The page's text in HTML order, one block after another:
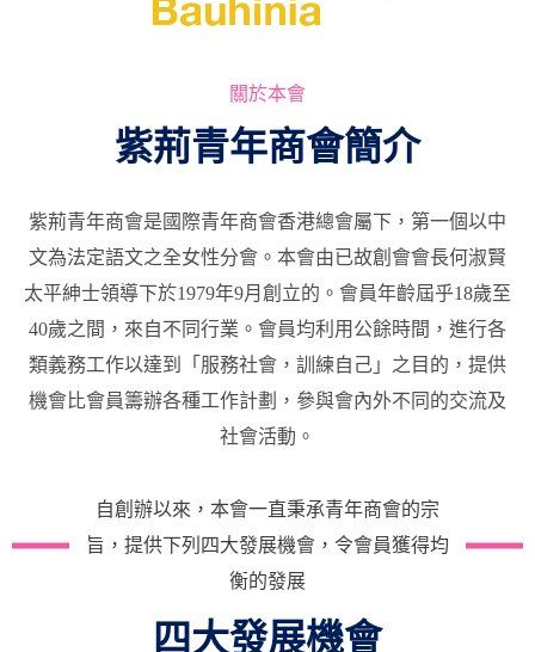
關於本會
紫荊青年商會簡介
紫荊青年商會是國際青年商會香港總會屬下，第一個以中
文為法定語文之全女性分會。本會由已故創會會長何淑賢
太平紳士領導下於1979年9月創立的。會員年齡屆乎18歲至
40歲之間，來自不同行業。會員均利用公餘時間，進行各
類義務工作以達到「服務社會，訓練自己」之目的，提供
機會比會員籌辦各種工作計劃，參與會內外不同的交流及
社會活動。
自創辦以來，本會一直秉承青年商會的宗
旨，提供下列四大發展機會，令會員獲得均
衡的發展
四大發展機會